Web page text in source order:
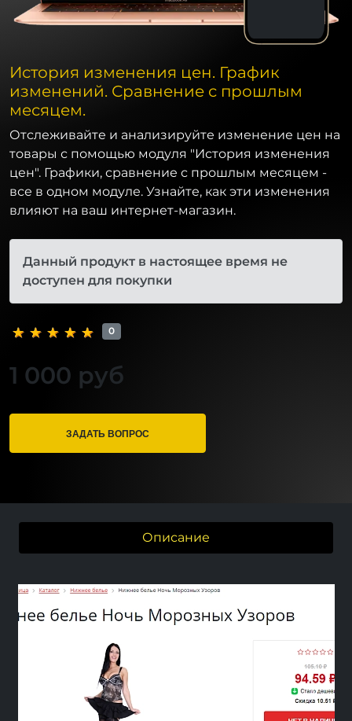
История изменения цен. График
изменений. Сравнение с прошлым
месяцем.
Отслеживайте и анализируйте изменение цен на
товары с помощью модуля "История изменения
цен". Графики, сравнение с прошлым месяцем -
все в одном модуле. Узнайте, как эти изменения
влияют на ваш интернет-магазин.
Данный продукт в настоящее время не
доступен для покупки
0
1 000 руб
ЗАДАТЬ ВОПРОС
Описание
Previous Next